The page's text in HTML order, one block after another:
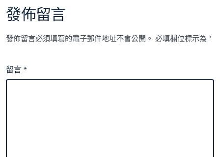
發佈留言
發佈留言必須填寫的電子郵件地址不會公開。 必填欄位標示為*
留言*